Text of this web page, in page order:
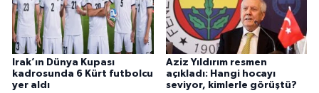
Irak’ın Dünya Kupası
kadrosunda 6 Kürt futbolcu
yer aldı
Aziz Yıldırım resmen
açıkladı: Hangi hocayı
seviyor, kimlerle görüştü?